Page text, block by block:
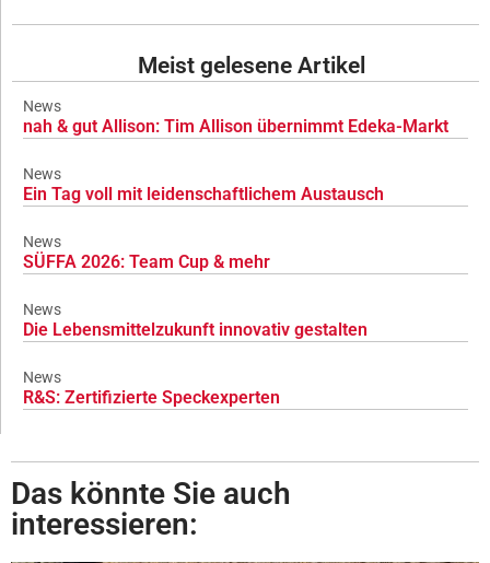
Meist gelesene Artikel
News
nah & gut Allison: Tim Allison übernimmt Edeka-Markt
News
Ein Tag voll mit leidenschaftlichem Austausch
News
SÜFFA 2026: Team Cup & mehr
News
Die Lebensmittelzukunft innovativ gestalten
News
R&S: Zertifizierte Speckexperten
Das könnte Sie auch
interessieren: